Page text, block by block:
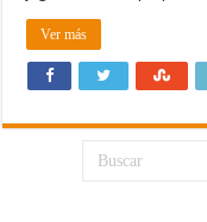
Ver más